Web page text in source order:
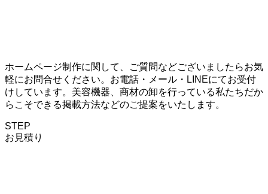
ホームページ制作に関して、ご質問などございましたらお気
軽にお問合せください。お電話・メール・LINEにてお受付
けしています。美容機器、商材の卸を行っている私たちだか
らこそできる掲載方法などのご提案をいたします。
STEP
お見積り